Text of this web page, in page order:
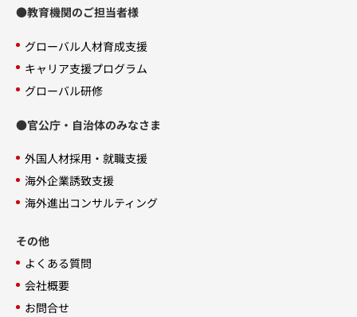
●教育機関のご担当者様
グローバル人材育成支援
キャリア支援プログラム
グローバル研修
●官公庁・自治体のみなさま
外国人材採用・就職支援
海外企業誘致支援
海外進出コンサルティング
その他
よくある質問
会社概要
お問合せ